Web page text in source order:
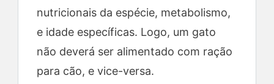
nutricionais da espécie, metabolismo,
e idade específicas. Logo, um gato
não deverá ser alimentado com ração
para cão, e vice-versa.